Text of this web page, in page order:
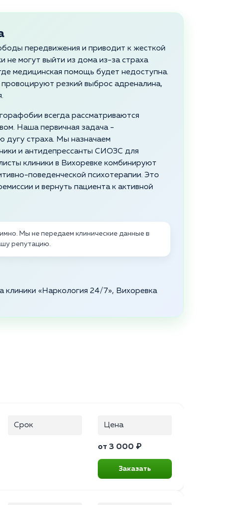
передвижения и приводит к жесткой
не могут выйти из дома из-за страха
медицинская помощь будет недоступна.
резкий выброс адреналина,
всегда рассматриваются
Наша первичная задача -
дугу страха. Мы назначаем
и антидепрессанты СИОЗС для
клиники в Вихоревке комбинируют
поведенческой психотерапии. Это
и вернуть пациента к активной
Мы не передаем клинические данные в
репутацию.
клиники «Наркология 24/7», Вихоревка
Срок Цена
от 3 000 ₽
Заказать